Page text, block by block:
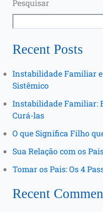
Pesquisar
Recent Posts
Instabilidade Familiar
Sistêmico
Instabilidade Familiar:
Curá-las
O que Significa Filho
Sua Relação com os
Tomar os Pais: Os 4
Recent